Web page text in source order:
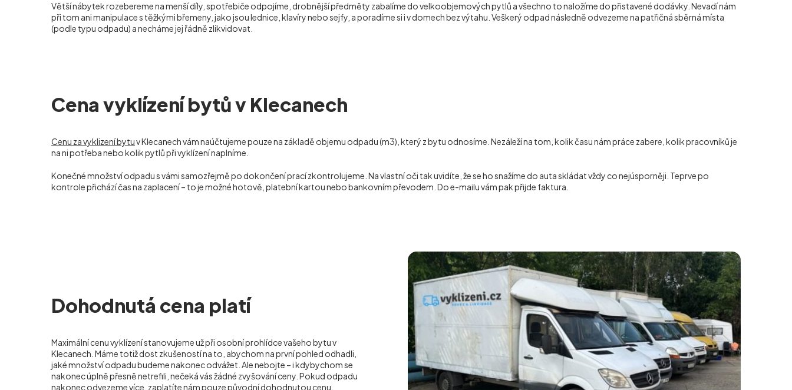
Větší nábytek rozebereme na menší díly, spotřebiče odpojíme, drobnější předměty zabalíme do velkoobjemových pytlů a všechno to naložíme do přistavené dodávky. Nevadí nám
při tom ani manipulace s těžkými břemeny, jako jsou lednice, klavíry nebo sejfy, a poradíme si i v domech bez výtahu. Veškerý odpad následně odvezeme na patřičná sběrná místa
(podle typu odpadu) a necháme jej řádně zlikvidovat.
Cena vyklízení bytů v Klecanech
Cenu za vyklizení bytuv Klecanech vám naúčtujeme pouze na základě objemu odpadu (m3), který z bytu odnosíme. Nezáleží na tom, kolik času nám práce zabere, kolik pracovníků je
na ni potřeba nebo kolik pytlů při vyklízení naplníme.
Konečné množství odpadu s vámi samozřejmě po dokončení prací zkontrolujeme. Na vlastní oči tak uvidíte, že se ho snažíme do auta skládat vždy co nejúsporněji. Teprve po
kontrole přichází čas na zaplacení – to je možné hotově, platební kartou nebo bankovním převodem. Do e-mailu vám pak přijde faktura.
Dohodnutá cena platí
Maximální cenu vyklízení stanovujeme už při osobní prohlídce vašeho bytu v
Klecanech. Máme totiž dost zkušeností na to, abychom na první pohled odhadli,
jaké množství odpadu budeme nakonec odvážet. Ale nebojte – i kdybychom se
nakonec úplně přesně netrefili, nečeká vás žádné zvyšování ceny. Pokud odpadu
nakonec odvezeme více, zaplatíte nám pouze původní dohodnutou cenu.